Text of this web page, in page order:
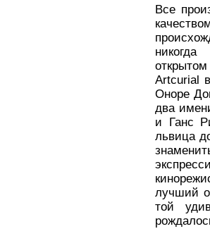
Все
Artcurial
Оноре
два
и Ганс
львица
лучший
той